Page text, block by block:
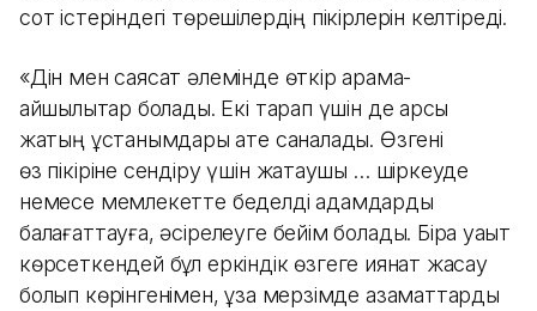
сот істеріндегі төрешілердің пікірлерін келтіреді.
«Дін мен саясат әлемінде өткір қарама-
қайшылықтар болады. Екі тарап үшін де қарсы
жақтың ұстанымдары қате саналады. Өзгені
өз пікіріне сендіру үшін жақтаушы … шіркеуде
немесе мемлекетте беделді адамдарды
балағаттауға, әсірелеуге бейім болады. Бірақ уақыт
көрсеткендей бұл еркіндік өзгеге қиянат жасау
болып көрінгенімен, ұзақ мерзімде азаматтарды